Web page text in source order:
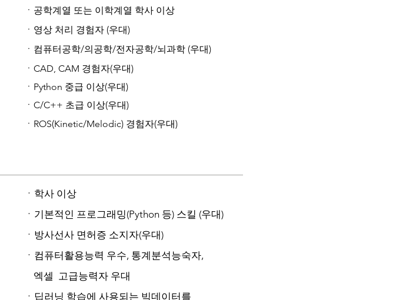
ㆍ공학계열 또는 이학계열 학사 이상
ㆍ영상 처리 경험자 (우대)
ㆍ컴퓨터공학/의공학/전자공학/뇌과학 (우대)
ㆍ CAD, CAM 경험자(우대)
ㆍ Python 중급 이상(우대)
ㆍ C/C++ 초급 이상(우대)
ㆍ ROS(Kinetic/Melodic) 경험자(우대)
ㆍ학사 이상
ㆍ기본적인 프로그래밍(Python 등) 스킬 (우대)
ㆍ방사선사 면허증 소지자(우대)
ㆍ컴퓨터활용능력 우수, 통계분석능숙자,
엑셀 고급능력자 우대
ㆍ딥러닝 학습에 사용되는 빅데이터를